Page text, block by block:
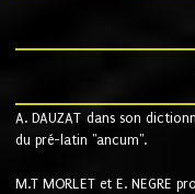
A. DAUZAT dans son
du pré-latin "ancum".
M.T MORLET et E. NEGRE